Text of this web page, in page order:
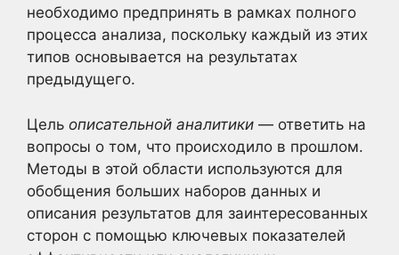
необходимо предпринять в рамках полного
процесса анализа, поскольку каждый из этих
типов основывается на результатах
предыдущего.
Цель описательной аналитики — ответить на
вопросы о том, что происходило в прошлом.
Методы в этой области используются для
обобщения больших наборов данных и
описания результатов для заинтересованных
сторон с помощью ключевых показателей